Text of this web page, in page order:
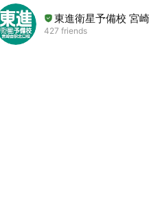
東進衛星予備校 宮
427 friends